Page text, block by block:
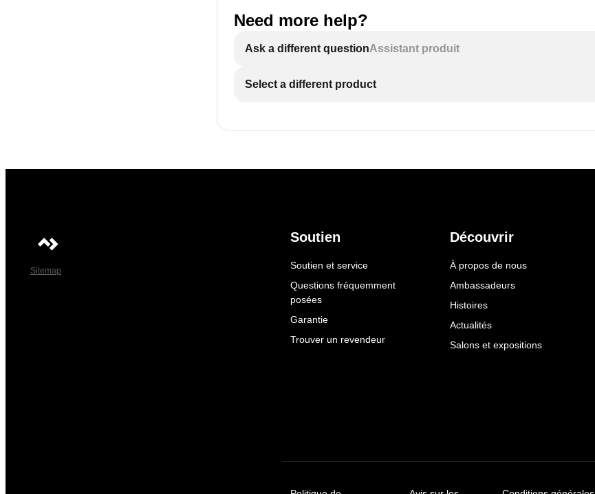
Need more help?
Ask a different questionAssistant produit
Select a different product
Sitemap
Soutien
Soutien et service
Questions fréquemment
posées
Garantie
Trouver un revendeur
Découvrir
À propos de nous
Ambassadeurs
Histoires
Actualités
Salons et expositions